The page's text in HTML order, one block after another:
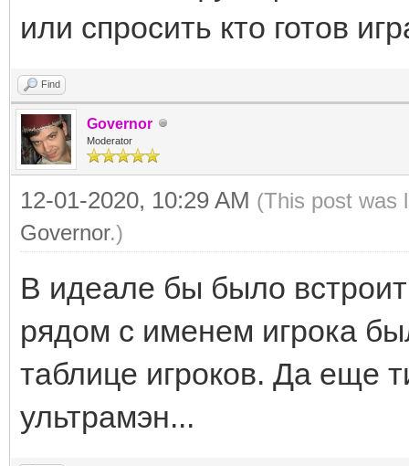
или спросить кто готов
Find
Governor
Moderator
12-01-2020, 10:29 AM (This post was
Governor.)
В идеале бы было
рядом с именем игрока
таблице игроков. Да еще
ультрамэн...